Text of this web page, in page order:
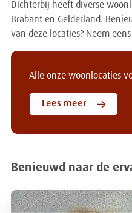
Dichterbij heeft diverse
Brabant en Gelderland.
van deze locaties? Neem
Alle onze woonlocaties
Lees meer
Benieuwd naar de